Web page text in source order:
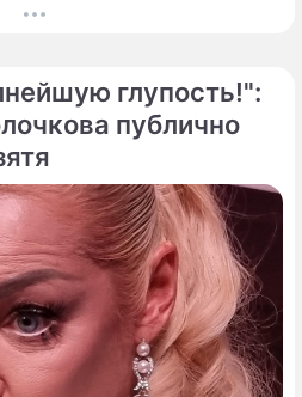
и заглянуть в
глупость!":
публично